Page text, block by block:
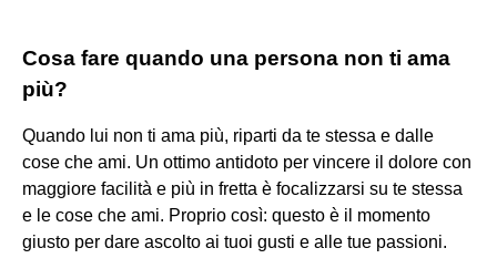
Cosa fare quando una persona non ti ama
più?
Quando lui non ti ama più, riparti da te stessa e dalle
cose che ami. Un ottimo antidoto per vincere il dolore con
maggiore facilità e più in fretta è focalizzarsi su te stessa
e le cose che ami. Proprio così: questo è il momento
giusto per dare ascolto ai tuoi gusti e alle tue passioni.